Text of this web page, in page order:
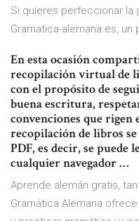
Si quieres perfeccionar la
Gramatica-alemana.es,
En esta ocasión
recopilación virtual de
con el propósito de
buena escritura,
convenciones que rigen
recopilación de libros
PDF, es decir, se puede
cualquier navegador …
Aprende alemán gratis,
Gramática Alemana